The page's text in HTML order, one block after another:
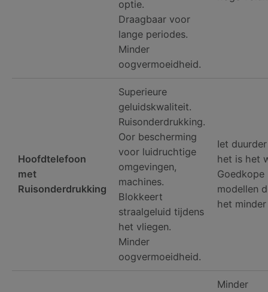
optie.
Draagbaar voor
lange periodes.
Minder
oogvermoeidheid.
Hoofdtelefoon
met
Ruisonderdrukking
Superieure
geluidskwaliteit.
Ruisonderdrukking.
Oor bescherming
voor luidruchtige
omgevingen,
machines.
Blokkeert
straalgeluid tijdens
het vliegen.
Minder
oogvermoeidheid.
Iet
het is het
Goedkope
modellen
het
Minder